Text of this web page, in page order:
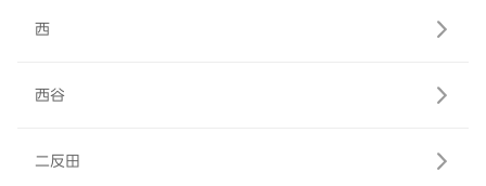
西
西谷
二反田